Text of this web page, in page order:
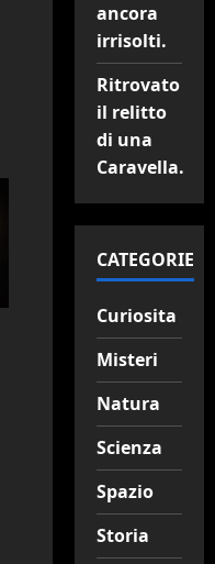
ancora
irrisolti.
Ritrovato
il relitto
di una
Caravella.
CATEGORIE
Curiosita
Misteri
Natura
Scienza
Spazio
Storia